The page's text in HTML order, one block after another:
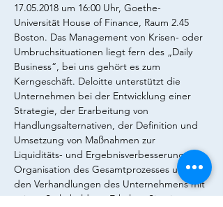
17.05.2018 um 16:00 Uhr, Goethe-
Universität House of Finance, Raum 2.45
Boston. Das Management von Krisen- oder
Umbruchsituationen liegt fern des „Daily
Business“, bei uns gehört es zum
Kerngeschäft. Deloitte unterstützt die
Unternehmen bei der Entwicklung einer
Strategie, der Erarbeitung von
Handlungsalternativen, der Definition und
Umsetzung von Maßnahmen zur
Liquiditäts- und Ergebnisverbesserung, der
Organisation des Gesamtprozesses und bei
den Verhandlungen des Unternehmens mit
seinen Stakeholdern. Erhalten Sie einen